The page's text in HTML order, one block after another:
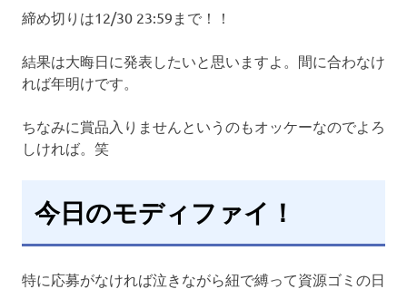
締め切りは12/30 23:59まで！！
結果は大晦日に発表したいと思いますよ。間に合わなけ
れば年明けです。
ちなみに賞品入りませんというのもオッケーなのでよろ
しければ。笑
今日のモディファイ！
特に応募がなければ泣きながら紐で縛って資源ゴミの日